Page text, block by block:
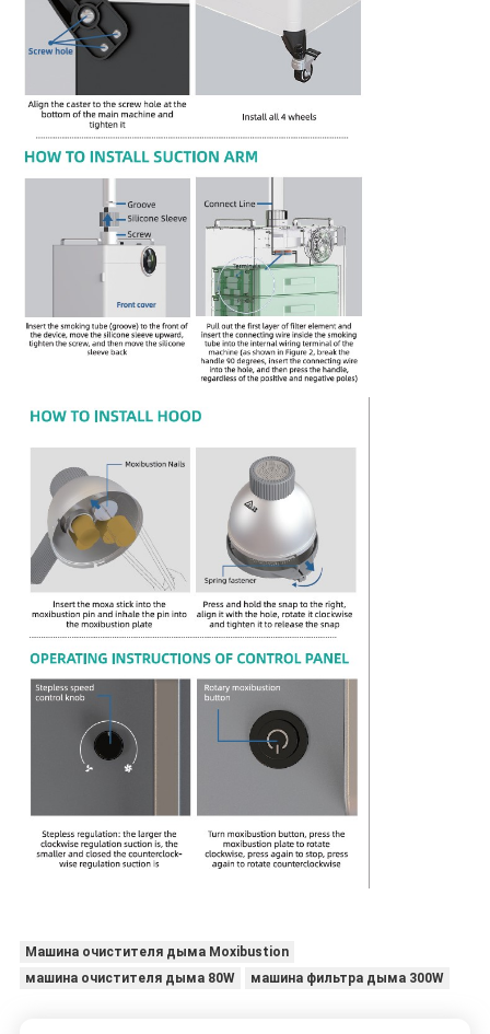
Машина очистителя дыма Moxibustion
машина очистителя дыма 80W
машина фильтра дыма 300W